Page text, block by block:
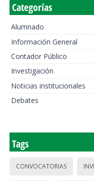
Categorías
Alumnado
Información General
Contador Público
Investigación
Noticias institucionales
Debates
Tags
CONVOCATORIAS